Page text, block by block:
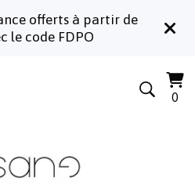
offerts à partir de
le code FDPO
0